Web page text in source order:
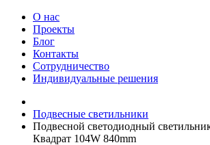
О нас
Проекты
Блог
Контакты
Сотрудничество
Индивидуальные решения
Подвесные светильники
Подвесной светодиодный
Квадрат 104W 840mm